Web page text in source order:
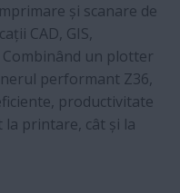
și scanare de
CAD, GIS,
un plotter
performant Z36,
productivitate
la printare, cât și la